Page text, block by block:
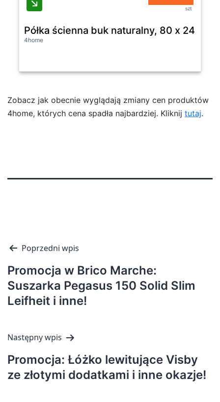
szt
Półka ścienna buk naturalny, 80 x 24 x 4
4home
Zobacz jak obecnie wyglądają zmiany cen produktów
4home, których cena spadła najbardziej. Kliknij tutaj.
Nawigacja
wpisu
Poprzedni wpis
Promocja w Brico Marche:
Suszarka Pegasus 150 Solid Slim
Leifheit i inne!
Następny wpis
Promocja: Łóżko lewitujące Visby
ze złotymi dodatkami i inne okazje!